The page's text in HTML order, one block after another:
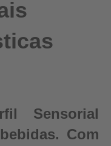
Sensorial
Com